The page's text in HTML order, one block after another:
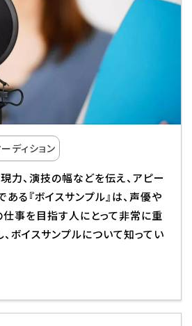
企業の方へ
留学生の方へ
ープサイト 企業情報
ディション
力、演技の幅などを伝え、アピー
る『ボイスサンプル』は、声優や
仕事を目指す人にとって非常に重
、ボイスサンプルについて知ってい